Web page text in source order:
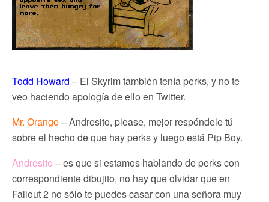
Todd Howard – El Skyrim también tenía perks, y no te
veo haciendo apología de ello en Twitter.
Mr. Orange– Andresito, please, mejor respóndele tú
sobre el hecho de que hay perks y luego está Pip Boy.
Andresito – es que si estamos hablando de perks con
correspondiente dibujito, no hay que olvidar que en
Fallout 2 no sólo te puedes casar con una señora muy